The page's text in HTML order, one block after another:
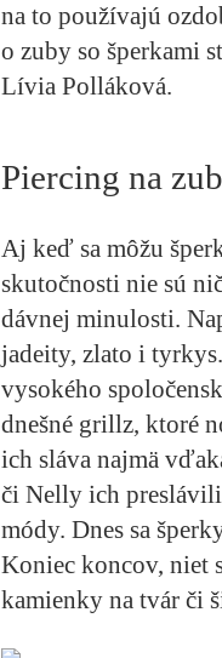
na to používajú
o zuby so šperkami
Lívia Polláková.
Piercing na
Aj keď sa môžu
skutočnosti nie sú
dávnej minulosti.
jadeity, zlato i
vysokého
dnešné grillz, ktoré
ich sláva najmä
či Nelly ich preslávili
módy. Dnes sa
Koniec koncov, niet
kamienky na tvár či